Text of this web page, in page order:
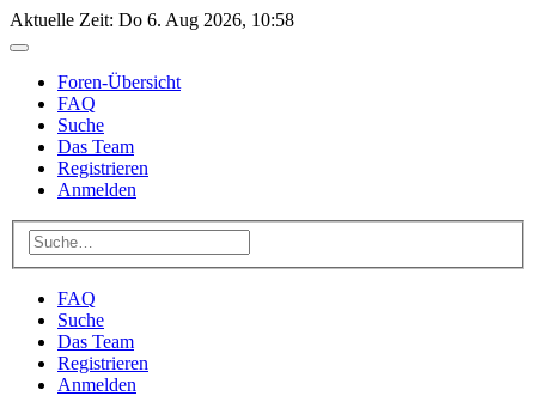
Aktuelle Zeit: Do 6. Aug 2026, 10:58
Foren-Übersicht
FAQ
Suche
Das Team
Registrieren
Anmelden
FAQ
Suche
Das Team
Registrieren
Anmelden